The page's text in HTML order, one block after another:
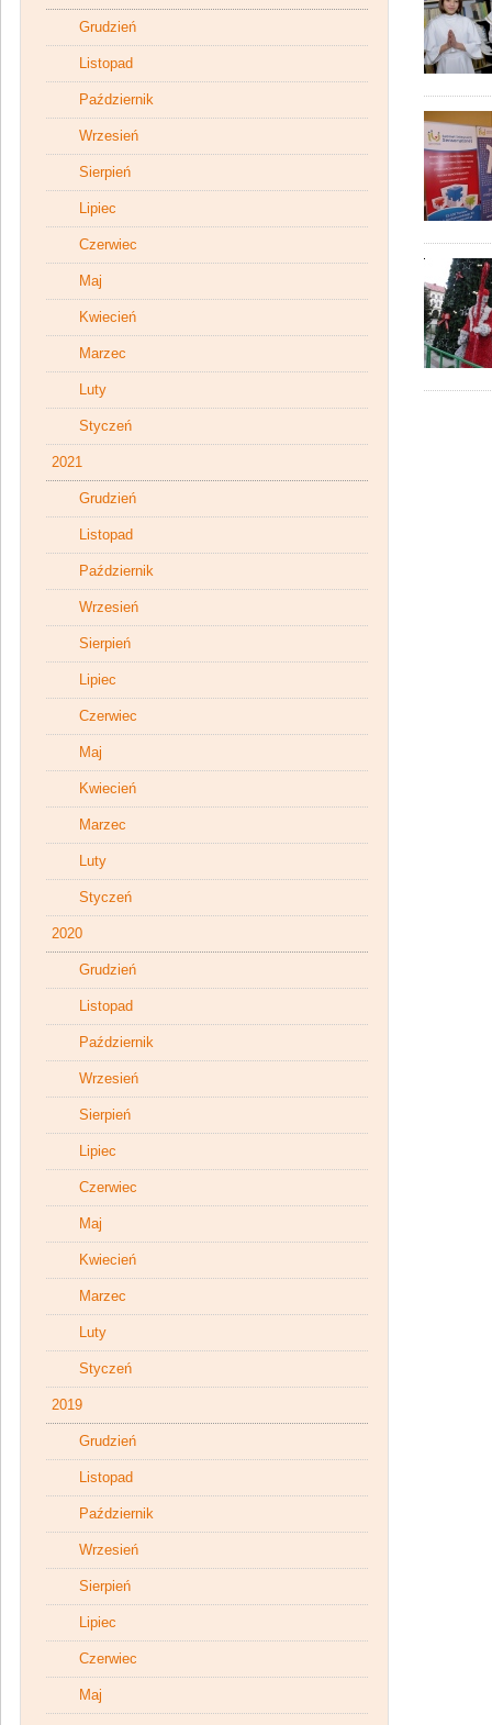
Grudzień
Listopad
Październik
Wrzesień
Sierpień
Lipiec
Czerwiec
Maj
Kwiecień
Marzec
Luty
Styczeń
2021
Grudzień
Listopad
Październik
Wrzesień
Sierpień
Lipiec
Czerwiec
Maj
Kwiecień
Marzec
Luty
Styczeń
2020
Grudzień
Listopad
Październik
Wrzesień
Sierpień
Lipiec
Czerwiec
Maj
Kwiecień
Marzec
Luty
Styczeń
2019
Grudzień
Listopad
Październik
Wrzesień
Sierpień
Lipiec
Czerwiec
Maj